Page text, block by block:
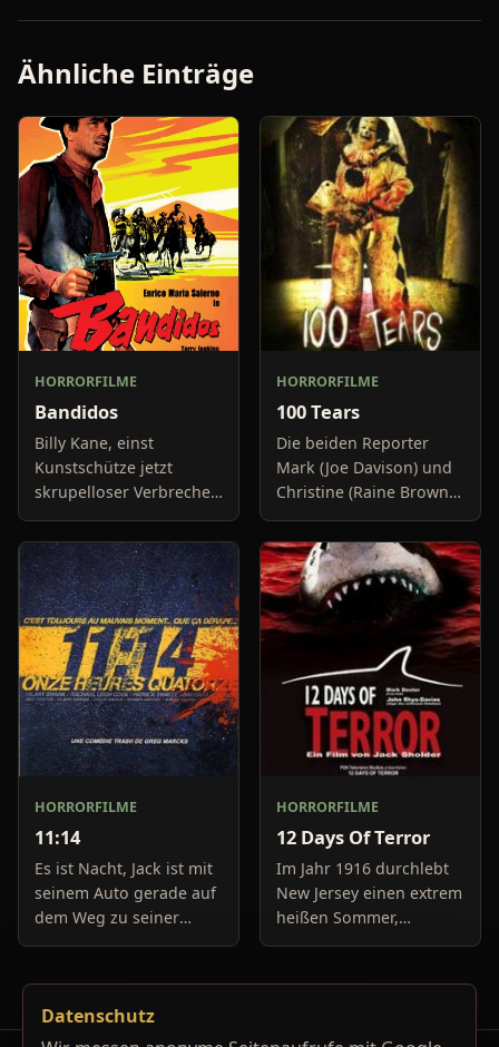
Ähnliche Einträge
HORRORFILME
Bandidos
Billy Kane, einst
Kunstschütze jetzt
skrupelloser Verbrecher,
überfällt mit seiner
Bande einen Zug und
metzelt die Passagiere
nieder. An Bord des
Zuges befin
HORRORFILME
100 Tears
Die beiden Reporter
Mark (Joe Davison) und
Christine (Raine Brown)
haben keine Lust mehr
auf belanglose
Boulevard-Meldungen
und befassen sich
neuerdings mit Se
HORRORFILME
11:14
Es ist Nacht, Jack ist mit
seinem Auto gerade auf
dem Weg zu seiner
Freundin, um diese
Auto springt auf 11:14h,
genau in dem Moment
fäll
HORRORFILME
12 Days Of Terror
Im Jahr 1916 durchlebt
New Jersey einen extrem
heißen Sommer,
während in Europa der
Bewohner eines kleinen
unter der
Datenschutz